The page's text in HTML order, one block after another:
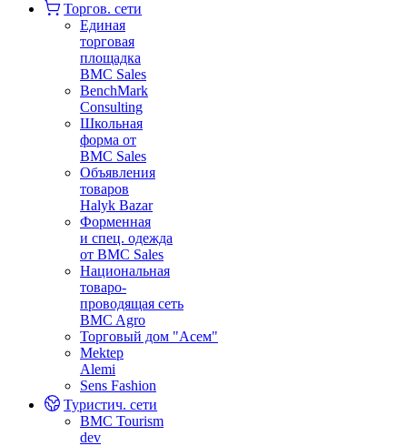
Торгов. сети
Единая
торговая
площадка
BMC Sales
BenchMark
Consulting
Школьная
форма от
BMC Sales
Объявления
товаров
Halyk Bazar
Форменная
и спец. одежда
от BMC Sales
Национальная
товаро-
проводящая сеть
BMC Agro
Торговый дом "Асем"
Mektep
Alemi
Sens Fashion
Туристич. сети
BMC Tourism
dev